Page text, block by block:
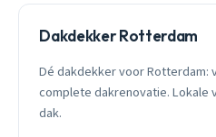
Dakdekker Rotterdam
Dé dakdekker voor Rotterdam:
complete dakrenovatie. Lokale
dak.